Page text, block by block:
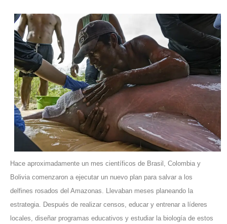
Hace aproximadamente un mes científicos de Brasil, Colombia y
Bolivia comenzaron a ejecutar un nuevo plan para salvar a los
delfines rosados del Amazonas. Llevaban meses planeando la
estrategia. Después de realizar censos, educar y entrenar a líderes
locales, diseñar programas educativos y estudiar la biología de estos